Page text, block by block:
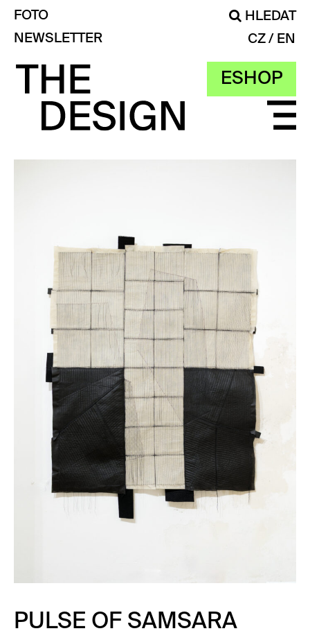
ESHOP
FOTO
HLEDAT
NEWSLETTER
CZ EN
PULSE OF SAMSARA